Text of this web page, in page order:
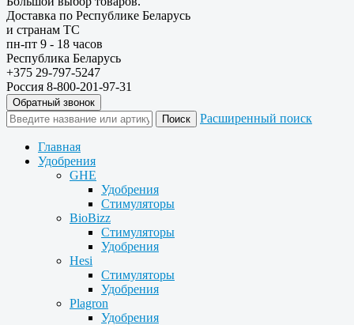
Доставка по Республике Беларусь
и странам ТС
пн-пт 9 - 18 часов
Республика Беларусь
+375 29-797-5247
Россия 8-800-201-97-31
Обратный звонок
Расширенный поиск
Главная
Удобрения
GHE
Удобрения
Стимуляторы
BioBizz
Стимуляторы
Удобрения
Hesi
Стимуляторы
Удобрения
Plagron
Удобрения